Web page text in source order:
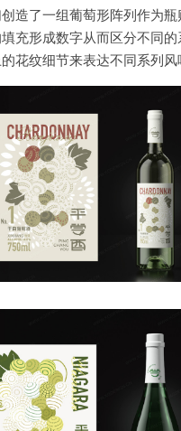
造了一组葡萄形阵列作为瓶
充形成数字从而区分不同的
花纹细节来表达不同系列风